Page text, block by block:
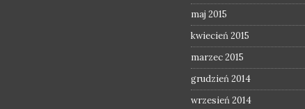
maj 2015
kwiecień 2015
marzec 2015
grudzień 2014
wrzesień 2014